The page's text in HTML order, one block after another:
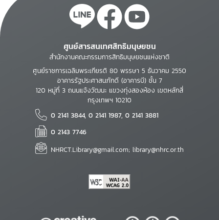
ศูนย์สารสนเทศสิทธิมนุษยชน
สำนักงานคณะกรรมการสิทธิมนุษยชนแห่งชาติ
ศูนย์ราชการเฉลิมพระเกียรติ 80 พรรษา 5 ธันวาคม 2550
อาคารรัฐประศาสนภักดี (อาคารบี) ชั้น 7
120 หมู่ที่ 3 ถนนแจ้งวัฒนะ แขวงทุ่งสองห้อง เขตหลักสี่
กรุงเทพฯ 10210
0 2141 3844, 0 2141 1987, 0 2141 3881
0 2143 7746
NHRCT.Library@gmail.com; library@nhrc.or.th